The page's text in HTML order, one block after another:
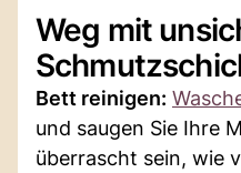
Weg mit
Bett reinigen:
und saugen Sie Ihre
überrascht sein, wie